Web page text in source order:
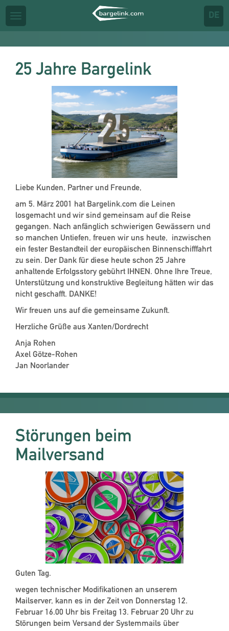
Toggle
DE
25 Jahre Bargelink
Liebe Kunden, Partner und Freunde,
am 5. März 2001 hat Bargelink.com die Leinen
losgemacht und wir sind gemeinsam auf die Reise
gegangen. Nach anfänglich schwierigen Gewässern und
so manchen Untiefen, freuen wir uns heute, inzwischen
ein fester Bestandteil der europäischen Binnenschifffahrt
zu sein. Der Dank für diese heute schon 25 Jahre
anhaltende Erfolgsstory gebührt IHNEN. Ohne Ihre Treue,
Unterstützung und konstruktive Begleitung hätten wir das
nicht geschafft. DANKE!
Wir freuen uns auf die gemeinsame Zukunft.
Herzliche Grüße aus Xanten/Dordrecht
Anja Rohen
Axel Götze-Rohen
Jan Noorlander
Störungen beim
Mailversand
Guten Tag.
wegen technischer Modifikationen an unserem
Mailserver, kann es in der Zeit von Donnerstag 12.
Februar 16.00 Uhr bis Freitag 13. Februar 20 Uhr zu
Störungen beim Versand der Systemmails über